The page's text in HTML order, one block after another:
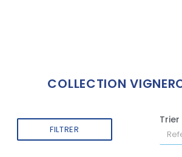
COLLECTION
FILTRER